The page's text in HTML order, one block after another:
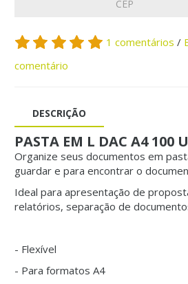
1 comentários /
comentário
DESCRIÇÃO
PASTA EM L DAC A4 100
Organize seus documentos em
guardar e para encontrar o
Ideal para apresentação de
relatórios, separação de
- Flexível
- Para formatos A4